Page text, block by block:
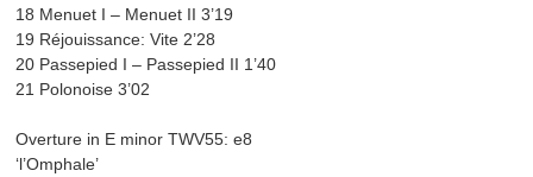
18 Menuet I – Menuet II 3’19
19 Réjouissance: Vite 2’28
20 Passepied I – Passepied II 1’40
21 Polonoise 3’02
Overture in E minor TWV55: e8
‘l’Omphale’